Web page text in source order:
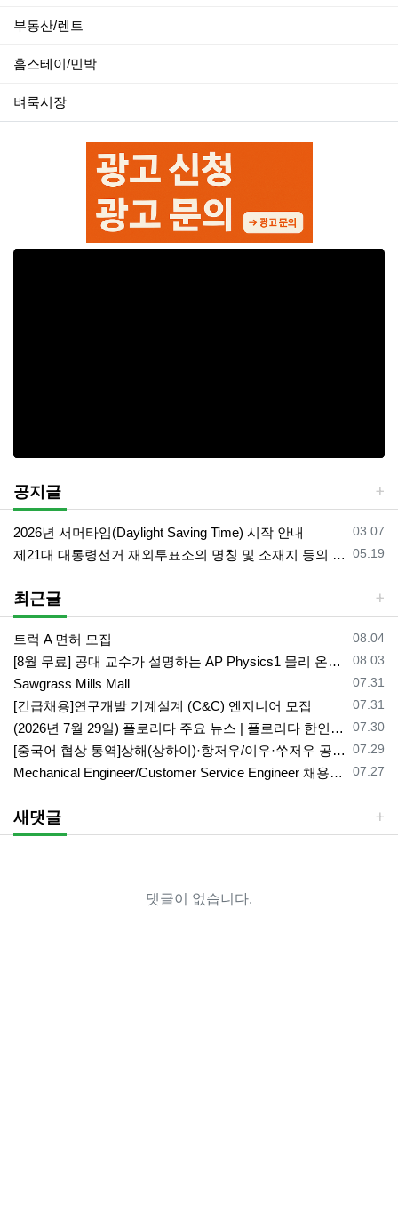
부동산/렌트
홈스테이/민박
벼룩시장
공지글
등록일
03.07
2026년 서머타임(Daylight Saving Time) 시작 안내
등록일
05.19
제21대 대통령선거 재외투표소의 명칭 및 소재지 등의 공고/올랜도 제외 투표소
최근글
등록일
08.04
트럭 A 면허 모집
등록일
08.03
[8월 무료] 공대 교수가 설명하는 AP Physics1 물리 온라인 강의
등록일
07.31
Sawgrass Mills Mall
등록일
07.31
[긴급채용]연구개발 기계설계 (C&C) 엔지니어 모집
등록일
07.30
(2026년 7월 29일) 플로리다 주요 뉴스 | 플로리다 한인 닷컴
등록일
07.29
[중국어 협상 통역]상해(상하이)·항저우/이우·쑤저우 공급·제조 업체,공장 미팅 & 전시회 한중 원어민 프리랜서 비즈니스 통역사
등록일
07.27
Mechanical Engineer/Customer Service Engineer 채용중입니다.
새댓글
댓글이 없습니다.